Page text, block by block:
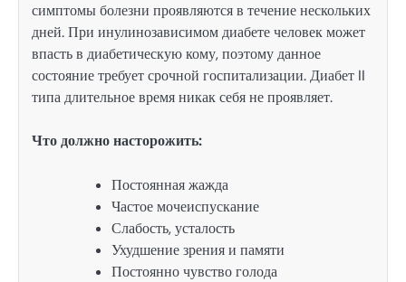
симптомы болезни проявляются в течение нескольких
дней. При инулинозависимом диабете человек может
впасть в диабетическую кому, поэтому данное
состояние требует срочной госпитализации. Диабет II
типа длительное время никак себя не проявляет.
Что должно насторожить:
Постоянная жажда
Частое мочеиспускание
Слабость, усталость
Ухудшение зрения и памяти
Постоянно чувство голода